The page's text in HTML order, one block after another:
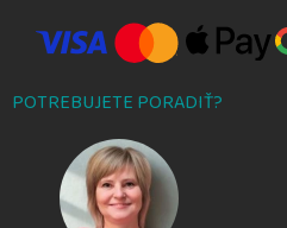
POTREBUJETE PORADIŤ?